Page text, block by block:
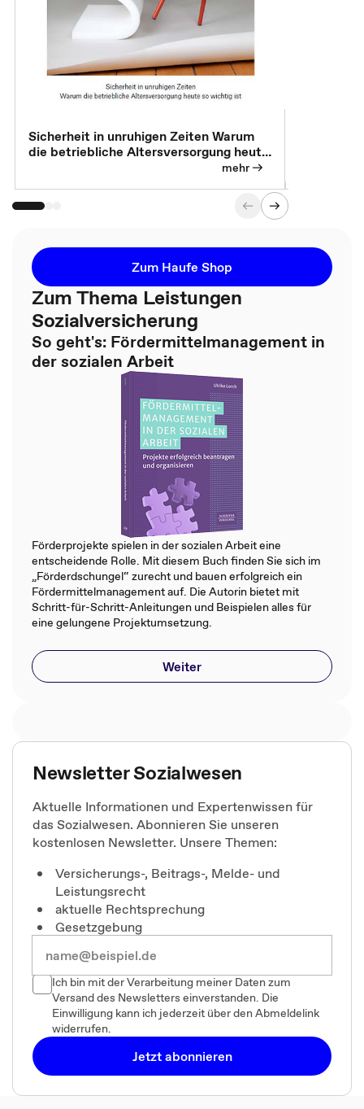
Sicherheit in unruhigen Zeiten Warum
die betriebliche Altersversorgung heute
mehr
Zum Haufe Shop
Zum Thema Leistungen
Sozialversicherung
So geht's: Fördermittelmanagement in
der sozialen Arbeit
Förderprojekte spielen in der sozialen Arbeit eine
entscheidende Rolle. Mit diesem Buch finden Sie sich im
„Förderdschungel“ zurecht und bauen erfolgreich ein
Fördermittelmanagement auf. Die Autorin bietet mit
Schritt-für-Schritt-Anleitungen und Beispielen alles für
eine gelungene Projektumsetzung.
Weiter
Newsletter Sozialwesen
Aktuelle Informationen und Expertenwissen für
das Sozialwesen. Abonnieren Sie unseren
kostenlosen Newsletter. Unsere Themen:
Versicherungs-, Beitrags-, Melde- und
Leistungsrecht
aktuelle Rechtsprechung
Gesetzgebung
Ich bin mit der Verarbeitung meiner Daten zum
Versand des Newsletters einverstanden. Die
Einwilligung kann ich jederzeit über den Abmeldelink
widerrufen.
Jetzt abonnieren